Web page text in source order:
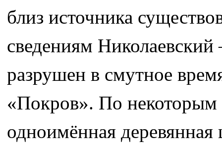
близ источника
сведениям
разрушен в смутное
«Покров». По некоторым
одноимённая деревянная